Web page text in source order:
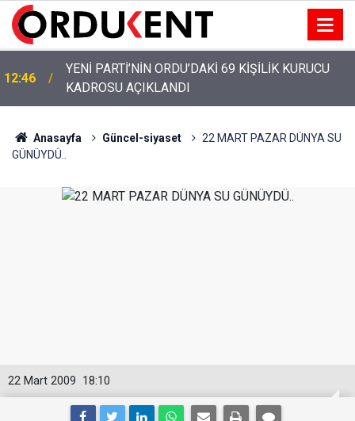
12:46
YENİ PARTİ’NİN ORDU’DAKİ 69 KİŞİLİK KURUCU
KADROSU AÇIKLANDI
Anasayfa Güncel-siyaset
22 MART PAZAR DÜNYA SU
GÜNÜYDÜ..
18:10
22 Mart 2009